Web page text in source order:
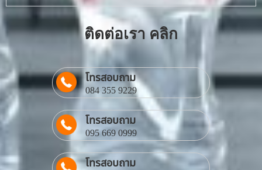
ติดต่อเรา คลิก
โทรสอบถาม
084 355 9229
โทรสอบถาม
095 669 0999
โทรสอบถาม